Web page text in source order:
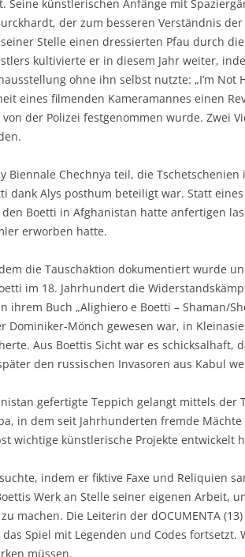
Seine künstlerischen Anfänge mit
der zum besseren Verständnis
Stelle einen dressierten Pfau durch
kultivierte er in diesem Jahr weiter,
ohne ihn selbst nutzte: „I’m Not
eines filmenden Kameramannes einen
der Polizei festgenommen wurde. Zwei
Biennale Chechnya teil, die
dank Alys posthum beteiligt war. Statt
Boetti in Afghanistan hatte anfertigen
erworben hatte.
die Tauschaktion dokumentiert wurde
im 18. Jahrhundert die
Buch „Alighiero e Boetti – Shaman/
Dominiker-Mönch gewesen war, in
Aus Boettis Sicht war es schicksalhaft,
den russischen Invasoren aus Kabul
gefertigte Teppich gelangt mittels
in dem seit Jahrhunderten fremde
wichtige künstlerische Projekte entwickelt
indem er fiktive Faxe und Reliquien
Werk an Stelle seiner eigenen Arbeit,
machen. Die Leiterin der dOCUMENTA
Spiel mit Legenden und Codes
müssen.